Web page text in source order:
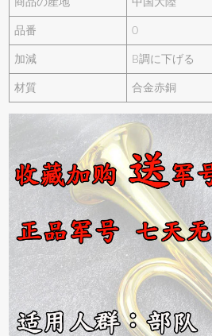
品番 0
加減 B調に下げる
材質 合金赤銅